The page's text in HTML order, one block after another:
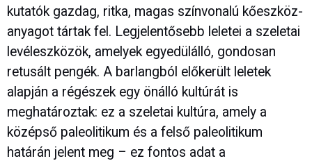
kutatók gazdag, ritka, magas színvonalú kőeszköz-
anyagot tártak fel. Legjelentősebb leletei a szeletai
levéleszközök, amelyek egyedülálló, gondosan
retusált pengék. A barlangból előkerült leletek
alapján a régészek egy önálló kultúrát is
meghatároztak: ez a szeletai kultúra, amely a
középső paleolitikum és a felső paleolitikum
határán jelent meg – ez fontos adat a